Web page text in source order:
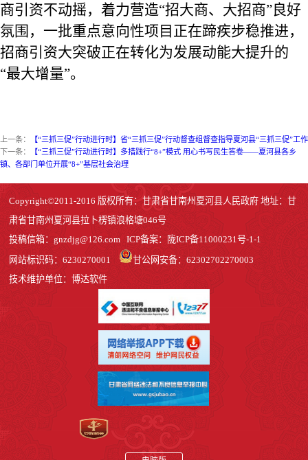
商引资不动摇，着力营造“招大商、大招商”良好
氛围，一批重点意向性项目正在蹄疾步稳推进，
招商引资大突破正在转化为发展动能大提升的
“最大增量”。
上一条：
【“三抓三促”行动进行时】省“三抓三促”行动督查组督查指导夏河县“三抓三促”工作
下一条：
【“三抓三促”行动进行时】多措践行“8+”模式 用心书写民生答卷——夏河县各乡
镇、各部门单位开展“8+”基层社会治理
Copyright©2011-2016 版权所有：甘肃省甘南州夏河县人民政府 地址：甘
肃省甘南州夏河县拉卜楞镇浪格塘046号
投稿信箱：gnzdjg@126.com ICP备案： 陇ICP备11000231号-1-1
网站标识码：6230270001
甘公网安备：62302702270003
技术维护单位：博达软件